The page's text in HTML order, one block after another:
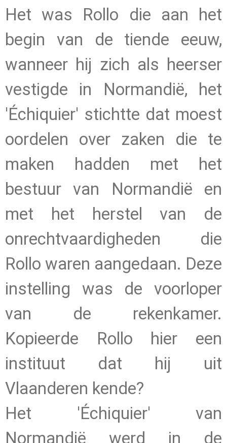
Het was Rollo die aan het
begin van de tiende eeuw,
wanneer hij zich als heerser
vestigde in Normandië, het
'Échiquier' stichtte dat moest
oordelen over zaken die te
maken hadden met het
bestuur van Normandië en
met het herstel van de
onrechtvaardigheden die
Rollo waren aangedaan. Deze
instelling was de voorloper
van de rekenkamer.
Kopieerde Rollo hier een
instituut dat hij uit
Vlaanderen kende?
Het 'Échiquier' van
Normandië werd in de